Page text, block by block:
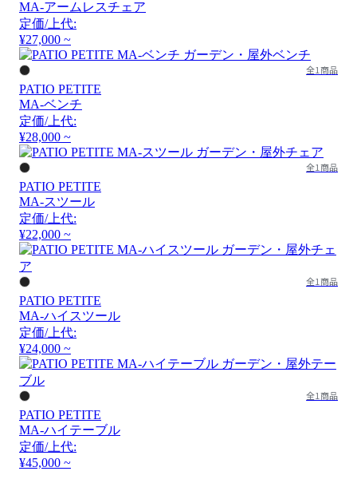
MA-アームレスチェア
定価/上代:
¥27,000 ~
全1商品
PATIO PETITE
MA-ベンチ
定価/上代:
¥28,000 ~
全1商品
PATIO PETITE
MA-スツール
定価/上代:
¥22,000 ~
全1商品
PATIO PETITE
MA-ハイスツール
定価/上代:
¥24,000 ~
全1商品
PATIO PETITE
MA-ハイテーブル
定価/上代:
¥45,000 ~